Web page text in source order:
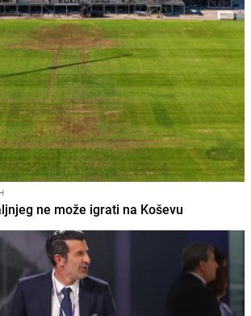
ne može igrati na Koševu